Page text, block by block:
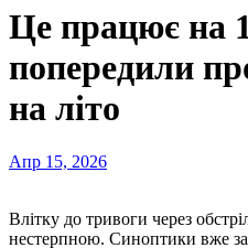
Це працює на
попередили
на літо
Апр 15, 2026
Влітку до тривоги через
нестерпною. Синоптики вже